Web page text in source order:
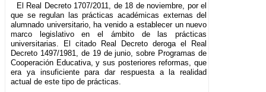
El Real Decreto 1707/2011, de 18 de noviembre, por el
que se regulan las prácticas académicas externas del
alumnado universitario, ha venido a establecer un nuevo
marco legislativo en el ámbito de las prácticas
universitarias. El citado Real Decreto deroga el Real
Decreto 1497/1981, de 19 de junio, sobre Programas de
Cooperación Educativa, y sus posteriores reformas, que
era ya insuficiente para dar respuesta a la realidad
actual de este tipo de prácticas.